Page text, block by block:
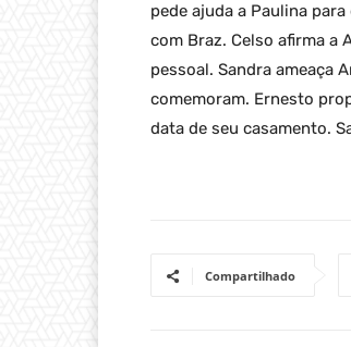
pede ajuda a Paulina
com Braz. Celso afirma a
pessoal. Sandra ameaça
comemoram. Ernesto
data de seu casamento.
Compartilhado